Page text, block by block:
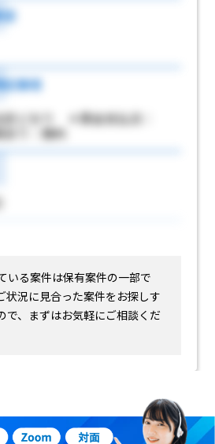
迎
記事項
定どおり ＊賃金支払日：
り：無料
いる案件は保有案件の一部で
状況に見合った案件をお探しす
で、まずはお気軽にご相談くだ